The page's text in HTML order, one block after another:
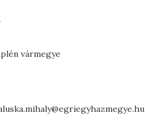
vármegye